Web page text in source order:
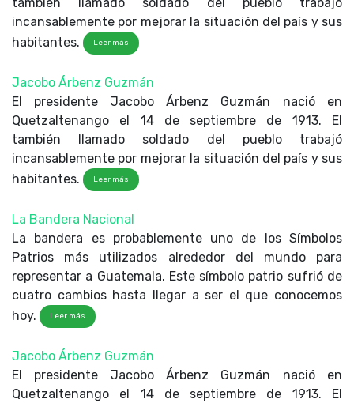
incansablemente por mejorar la situación del país y sus
habitantes.
Leer más
Jacobo Árbenz Guzmán
El presidente Jacobo Árbenz Guzmán nació en
Quetzaltenango el 14 de septiembre de 1913. El
también llamado soldado del pueblo trabajó
incansablemente por mejorar la situación del país y sus
habitantes.
Leer más
La Bandera Nacional
La bandera es probablemente uno de los Símbolos
Patrios más utilizados alrededor del mundo para
representar a Guatemala. Este símbolo patrio sufrió de
cuatro cambios hasta llegar a ser el que conocemos
hoy.
Leer más
Jacobo Árbenz Guzmán
El presidente Jacobo Árbenz Guzmán nació en
Quetzaltenango el 14 de septiembre de 1913. El